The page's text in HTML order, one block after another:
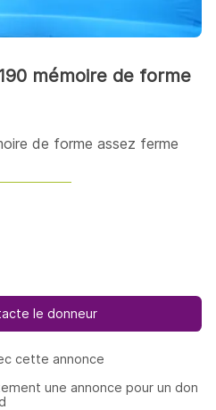
mémoire de forme
de forme assez ferme
le donneur
cette annonce
une annonce pour un don